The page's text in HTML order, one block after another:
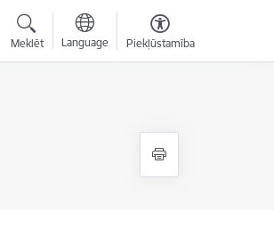
Meklēt Language Piekļūstamība